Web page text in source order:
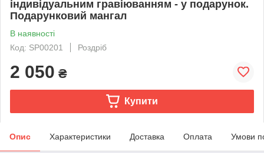
індивідуальним гравіюванням - у подарунок.
Подарунковий мангал
В наявності
Код: SP00201
Роздріб
2 050 ₴
Купити
Опис Характеристики Доставка Оплата Умови